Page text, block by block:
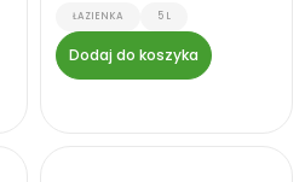
ŁAZIENKA 5 L
Dodaj do koszyka